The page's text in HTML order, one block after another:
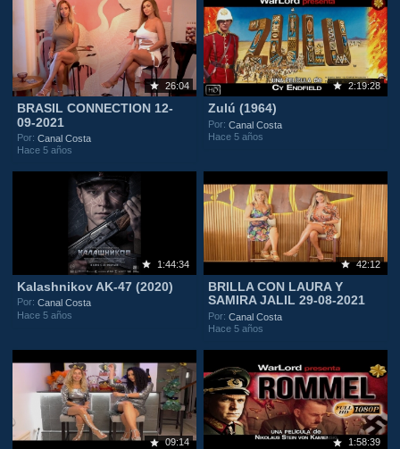
26:04
BRASIL CONNECTION 12-
09-2021
Por:Canal Costa
Hace 5 años
2:19:28
Zulú (1964)
Por:Canal Costa
Hace 5 años
1:44:34
Kalashnikov AK-47 (2020)
Por:Canal Costa
Hace 5 años
42:12
BRILLA CON LAURA Y
SAMIRA JALIL 29-08-2021
Por:Canal Costa
Hace 5 años
09:14 1:58:39